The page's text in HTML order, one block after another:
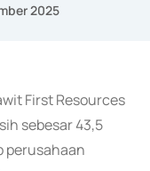
2025
First Resources
sebesar 43,5
perusahaan